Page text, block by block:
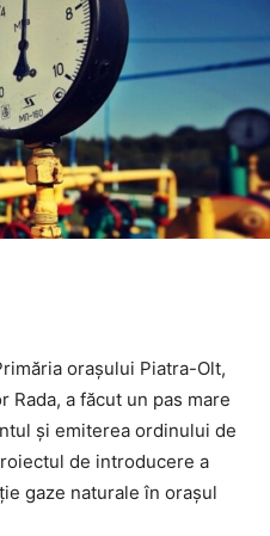
orașului Piatra-Olt,
a făcut un pas mare
și emiterea ordinului de
de introducere a
gaze naturale în orașul